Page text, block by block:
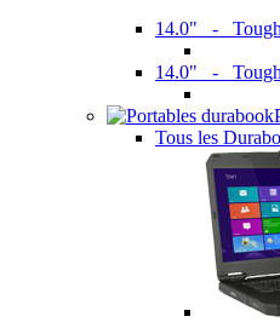
14.0" -
14.0" -
Tous les